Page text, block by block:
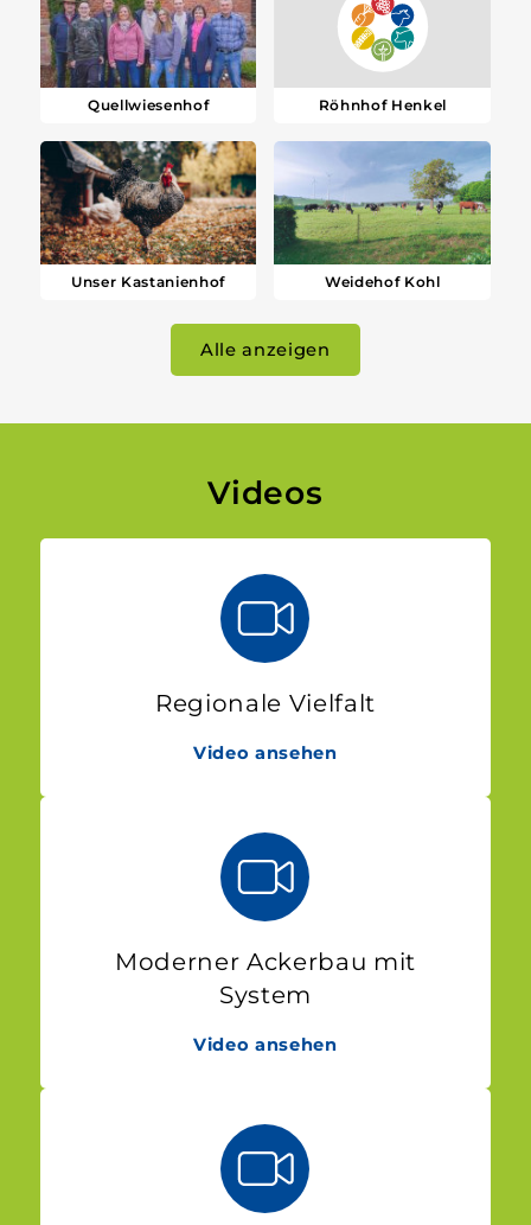
Quellwiesenhof Röhnhof Henkel
Unser Kastanienhof Weidehof Kohl
Alle anzeigen
Videos
Regionale Vielfalt
Video ansehen
Moderner Ackerbau mit
System
Video ansehen